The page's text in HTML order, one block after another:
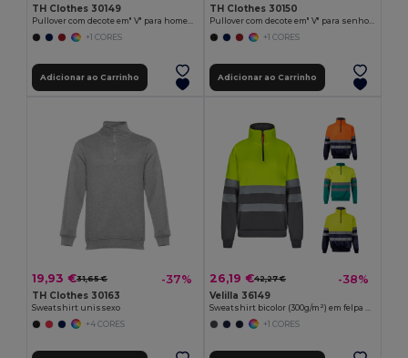
TH Clothes 30149
Pullover com decote em" V" para homem em algodão e poliamida
+1 CORES
Adicionar ao Carrinho
TH Clothes 30150
Pullover com decote em" V" para senhora em algodão e poliamida
+1 CORES
Adicionar ao Carrinho
19,93 €31,65 € -37%
TH Clothes 30163
Sweatshirt unissexo
+4 CORES
26,19 €42,27 € -38%
Velilla 36149
Sweatshirt bicolor (300g/m²) em felpa de poliéster (100%)
+1 CORES